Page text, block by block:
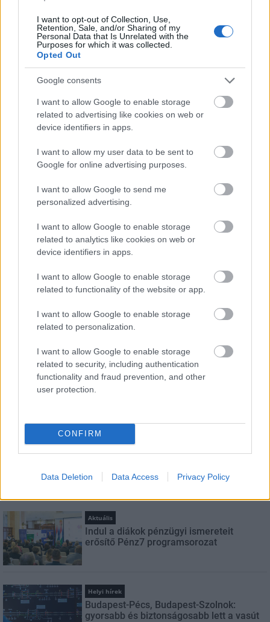
I want to opt-out of Collection, Use,
Retention, Sale, and/or Sharing of my
Personal Data that Is Unrelated with the
Purposes for which it was collected.
Opted Out
Google consents
I want to allow Google to enable storage
related to advertising like cookies on web or
device identifiers in apps.
I want to allow my user data to be sent to
Google for online advertising purposes.
I want to allow Google to send me
personalized advertising.
I want to allow Google to enable storage
related to analytics like cookies on web or
device identifiers in apps.
I want to allow Google to enable storage
related to functionality of the website or app.
I want to allow Google to enable storage
related to personalization.
I want to allow Google to enable storage
related to security, including authentication
functionality and fraud prevention, and other
user protection.
CONFIRM
Data Deletion Data Access Privacy Policy
csomópont épül Angyalföldön
Másfélszeresére bővítik
Látványos építési szakasz indult be a
Flórián téri felüljárón
HÍRLEVÉL
E-mail cím
Aktuális
Indul a diákok pénzügyi ismereteit
erősítő Pénz7 programsorozat
Helyi hírek
Budapest-Pécs, Budapest-Szolnok:
gyorsabb és biztonságosabb lett a vasút